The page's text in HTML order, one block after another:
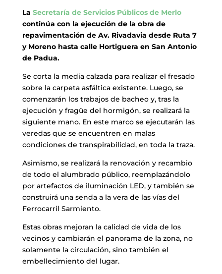
La Secretaría de Servicios Públicos de Merlo
continúa con la ejecución de la obra de
repavimentación de Av. Rivadavia desde Ruta 7
y Moreno hasta calle Hortiguera en San Antonio
de Padua.
Se corta la media calzada para realizar el fresado
sobre la carpeta asfáltica existente. Luego, se
comenzarán los trabajos de bacheo y, tras la
ejecución y fragüe del hormigón, se realizará la
siguiente mano. En este marco se ejecutarán las
veredas que se encuentren en malas
condiciones de transpirabilidad, en toda la traza.
Asimismo, se realizará la renovación y recambio
de todo el alumbrado público, reemplazándolo
por artefactos de iluminación LED, y también se
construirá una senda a la vera de las vías del
Ferrocarril Sarmiento.
Estas obras mejoran la calidad de vida de los
vecinos y cambiarán el panorama de la zona, no
solamente la circulación, sino también el
embellecimiento del lugar.